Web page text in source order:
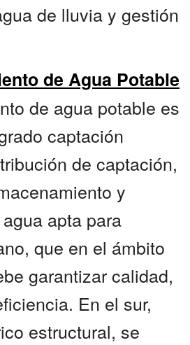
de lluvia y gestión
de Agua Potable
de agua potable es
captación
de captación,
y
apta para
que en el ámbito
garantizar calidad,
En el sur,
estructural, se